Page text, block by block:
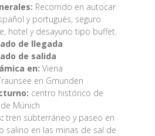
Recorrido en autocar
y portugués, seguro
hotel y desayuno tipo buffet.
de llegada
de salida
en: Viena
en Gmunden
centro histórico de
Múnich
tren subterráneo y paseo en
salino en las minas de sal de